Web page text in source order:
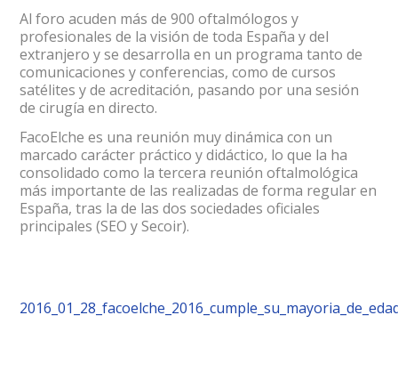
Al foro acuden más de 900 oftalmólogos y
profesionales de la visión de toda España y del
extranjero y se desarrolla en un programa tanto de
comunicaciones y conferencias, como de cursos
satélites y de acreditación, pasando por una sesión
de cirugía en directo.
FacoElche es una reunión muy dinámica con un
marcado carácter práctico y didáctico, lo que la ha
consolidado como la tercera reunión oftalmológica
más importante de las realizadas de forma regular en
España, tras la de las dos sociedades oficiales
principales (SEO y Secoir).